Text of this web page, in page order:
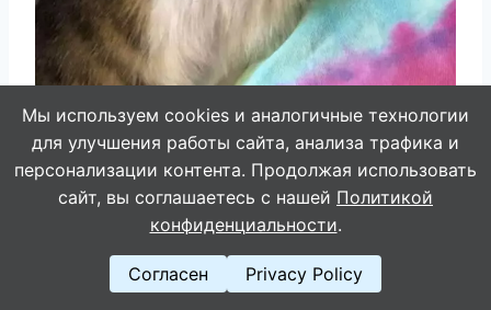
25. Папа и новорожденный
сын. Только не говорите, что
видели сегодня что-то более
Мы используем cookies и аналогичные технологии
для улучшения работы сайта, анализа трафика и
персонализации контента. Продолжая использовать
сайт, вы соглашаетесь с нашей Политикой
конфиденциальности.
Согласен Privacy Policy